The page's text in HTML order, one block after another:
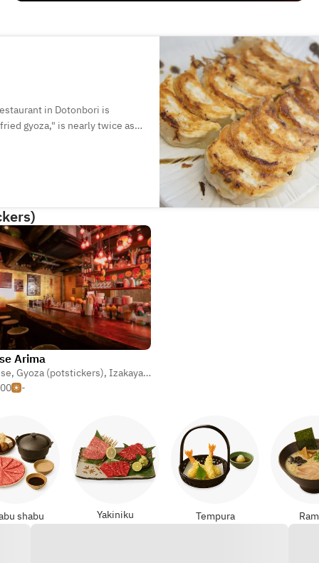
in Dotonbori is
gyoza," is nearly twice as
Arima
, Gyoza (potstickers), Izakaya (taverna giapponese)
-
shabu Yakiniku Tempura